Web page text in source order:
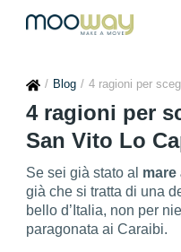
Blog 4 ragioni per
4 ragioni per
San Vito Lo
Se sei già stato al mare
già che si tratta di una
bello d’Italia, non per
paragonata ai Caraibi.